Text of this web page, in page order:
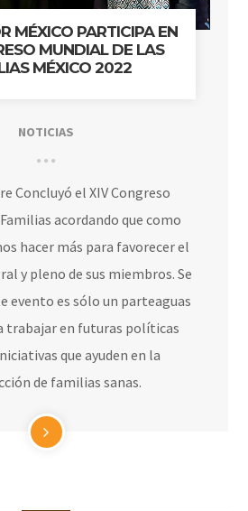
MÉXICO PARTICIPA EN
MUNDIAL DE LAS
MÉXICO 2022
NOTICIAS
Concluyó el XIV Congreso
acordando que como
hacer más para favorecer el
y pleno de sus miembros. Se
evento es sólo un parteaguas
trabajar en futuras políticas
que ayuden en la
de familias sanas.